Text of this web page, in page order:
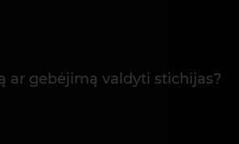
ar gebėjimą valdyti stichijas?